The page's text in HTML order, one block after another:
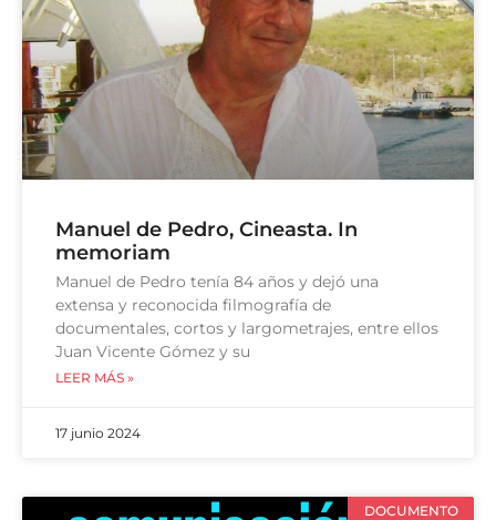
Manuel de Pedro, Cineasta. In
memoriam
Manuel de Pedro tenía 84 años y dejó una
extensa y reconocida filmografía de
documentales, cortos y largometrajes, entre ellos
Juan Vicente Gómez y su
LEER MÁS »
17 junio 2024
DOCUMENTO